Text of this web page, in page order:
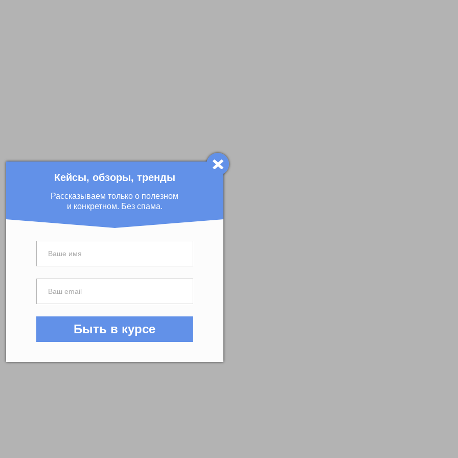
Кейсы, обзоры, тренды
Рассказываем только о полезном
и конкретном. Без спама.
Быть в курсе